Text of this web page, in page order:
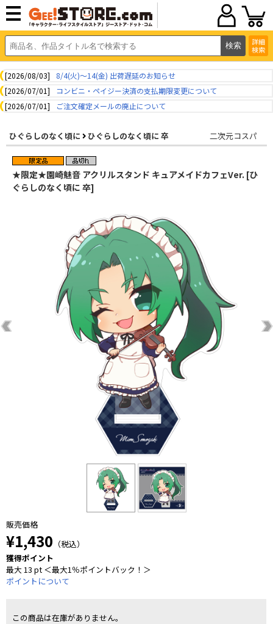
詳細
検索
[2026/08/03]
8/4(火)～14(金) 出荷遅延のお知らせ
[2026/07/01]
コンビニ・ペイジー決済の支払期限変更について
[2026/07/01]
ご注文確定メールの廃止について
ひぐらしのなく頃に ひぐらしのなく頃に 卒 二次元コスパ
★限定★園崎魅音 アクリルスタンド キュアメイドカフェVer. [ひ
ぐらしのなく頃に 卒]
販売価格
¥1,430 （税込）
獲得ポイント
最大 13 pt ＜最大1％ポイントバック！＞
ポイントについて
この商品は在庫がありません。